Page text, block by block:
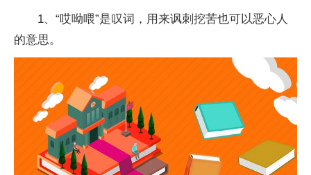
1、“哎呦喂”是叹词，用来讽刺挖苦也可以恶心人
的意思。